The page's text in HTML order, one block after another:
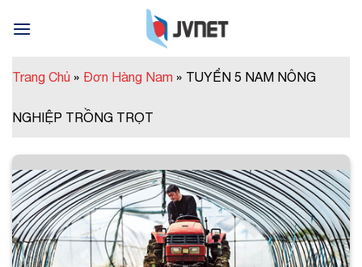
Trang Chủ » Đơn Hàng Nam » TUYỂN 5 NAM NÔNG
NGHIỆP TRỒNG TRỌT